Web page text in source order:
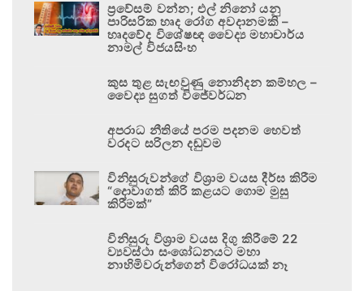
ප්‍රවේසම් වන්න; එල් නිනෝ යනු
පාරිසරික හෘද රෝග අවදානමකි –
හෘදවේද විශේෂඥ වෛද්‍ය මහාචාර්ය
නාමල් විජයසිංහ
කුස තුළ සැඟවුණු නොනිදන කම්හල –
වෛද්‍ය සුගත් විජේවර්ධන
අපරාධ නීතියේ පරම පදනම හෙවත්
වරදට සරිලන දඬුවම
විනිසුරුවන්ගේ විශ්‍රාම වයස දීර්ඝ කිරීම
“දොවාගත් කිරි කළයට ගොම මුසු
කිරීමක්”
විනිසුරු විශ්‍රාම වයස දිගු කිරීමේ 22
ව්‍යවස්ථා සංශෝධනයට මහා
නාහිමිවරුන්ගෙන් විරෝධයක් නෑ